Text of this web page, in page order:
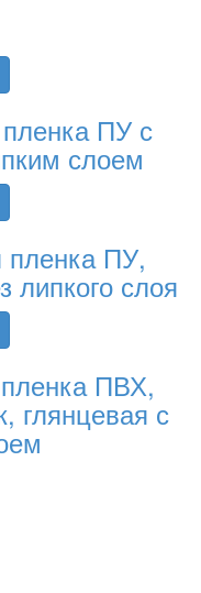
ПУ с
слоем
пленка ПУ,
липкого слоя
ПВХ,
глянцевая с